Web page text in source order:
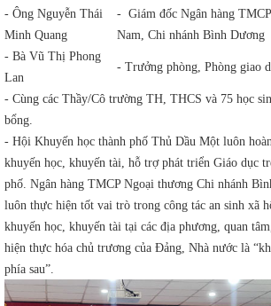
- Ông Nguyễn Thái
Minh Quang
- Giám đốc Ngân hàng
Nam, Chi nhánh Bình Dương
- Bà Vũ Thị Phong
Lan
- Trưởng phòng, Phòng giao
- Cùng các Thầy/Cô trường TH, THCS và 75 học
bổng.
- Hội Khuyến học thành phố Thủ Dầu Một luôn
khuyến học, khuyến tài, hỗ trợ phát triển Giáo dục
phố. Ngân hàng TMCP Ngoại thương Chi nhánh
luôn thực hiện tốt vai trò trong công tác an sinh xã
khuyến học, khuyến tài tại các địa phương, quan
hiện thực hóa chủ trương của Đảng, Nhà nước là
phía sau”.